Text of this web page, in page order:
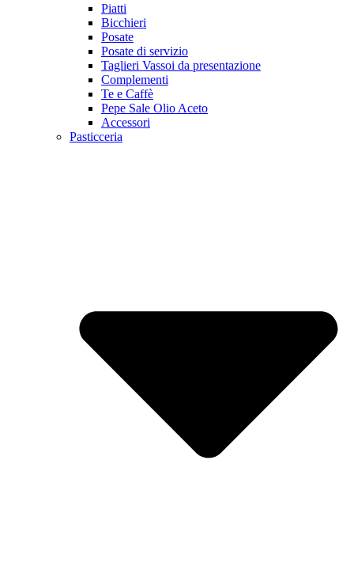
Piatti
Bicchieri
Posate
Posate di servizio
Taglieri Vassoi da presentazione
Complementi
Te e Caffè
Pepe Sale Olio Aceto
Accessori
Pasticceria